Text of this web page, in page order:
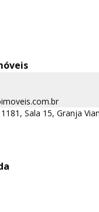
Sala 15, Granja